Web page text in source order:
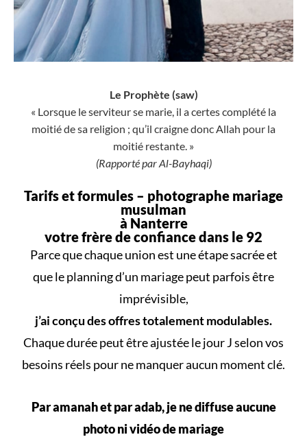
Le Prophète (saw)
« Lorsque le serviteur se marie, il a certes complété la
moitié de sa religion ; qu’il craigne donc Allah pour la
moitié restante. »
(Rapporté par Al-Bayhaqi)
Tarifs et formules – photographe mariage
musulman
à Nanterre
votre frère de confiance dans le 92
Parce quechaque unionest uneétape sacréeet
que leplanning d’un mariagepeut parfois être
imprévisible,
j’ai conçu des offres totalement modulables.
Chaque durée peut être ajustée le jour J selon vos
besoins réels pour ne manquer aucun moment clé.
Par amanah et par adab, je ne diffuse aucune
photo ni vidéo de mariage